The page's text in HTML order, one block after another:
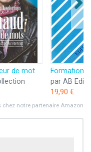
Renaud à fleur de mots - Confessions du chanteur énervant: Confessions du chanteur énervant
19,90 €
chez notre partenaire Amazon